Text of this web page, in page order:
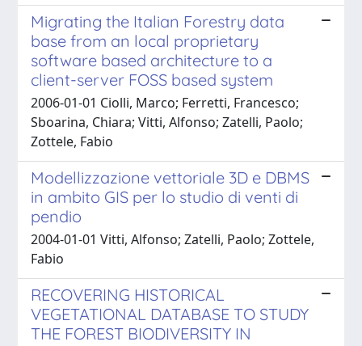
Migrating the Italian Forestry data
base from an local proprietary
software based architecture to a
client-server FOSS based system
2006-01-01 Ciolli, Marco; Ferretti, Francesco;
Sboarina, Chiara; Vitti, Alfonso; Zatelli, Paolo;
Zottele, Fabio
Modellizzazione vettoriale 3D e DBMS
in ambito GIS per lo studio di venti di
pendio
2004-01-01 Vitti, Alfonso; Zatelli, Paolo; Zottele,
Fabio
RECOVERING HISTORICAL
VEGETATIONAL DATABASE TO STUDY
THE FOREST BIODIVERSITY IN